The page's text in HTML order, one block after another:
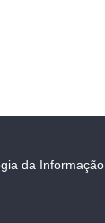
da Informação